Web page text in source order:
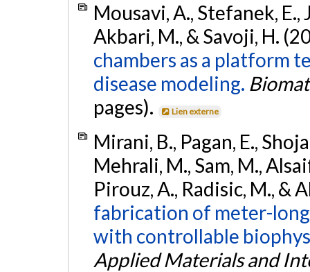
Mousavi, A., Stefanek, E.,
Akbari, M., & Savoji, H.
chambers as a platform
disease modeling.
pages).
Lien externe
Mirani, B., Pagan, E.,
Mehrali, M., Sam, M.,
Pirouz, A., Radisic, M., &
fabrication of meter-
with controllable
Applied Materials and